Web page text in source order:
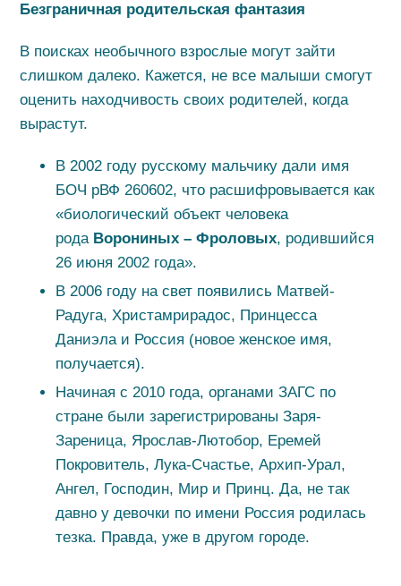
Безграничная родительская фантазия
В поисках необычного взрослые могут зайти
слишком далеко. Кажется, не все малыши смогут
оценить находчивость своих родителей, когда
вырастут.
В 2002 году русскому мальчику дали имя
БОЧ рВФ 260602, что расшифровывается как
«биологический объект человека
рода Ворониных – Фроловых, родившийся
26 июня 2002 года».
В 2006 году на свет появились Матвей-
Радуга, Христамрирадос, Принцесса
Даниэла и Россия (новое женское имя,
получается).
Начиная с 2010 года, органами ЗАГС по
стране были зарегистрированы Заря-
Зареница, Ярослав-Лютобор, Еремей
Покровитель, Лука-Счастье, Архип-Урал,
Ангел, Господин, Мир и Принц. Да, не так
давно у девочки по имени Россия родилась
тезка. Правда, уже в другом городе.